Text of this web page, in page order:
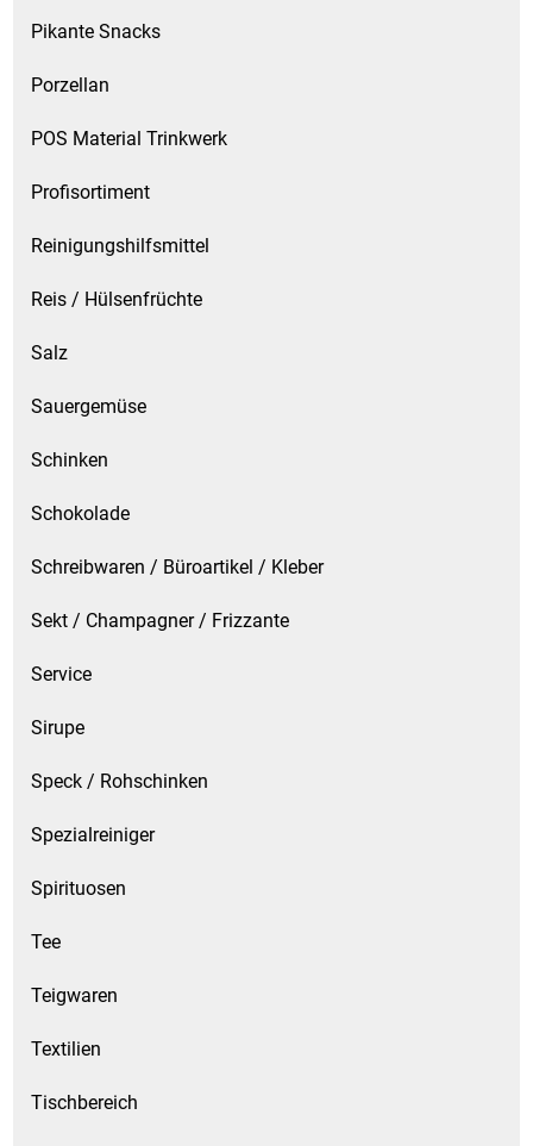
Pikante Snacks
Porzellan
POS Material Trinkwerk
Profisortiment
Reinigungshilfsmittel
Reis / Hülsenfrüchte
Salz
Sauergemüse
Schinken
Schokolade
Schreibwaren / Büroartikel / Kleber
Sekt / Champagner / Frizzante
Service
Sirupe
Speck / Rohschinken
Spezialreiniger
Spirituosen
Tee
Teigwaren
Textilien
Tischbereich